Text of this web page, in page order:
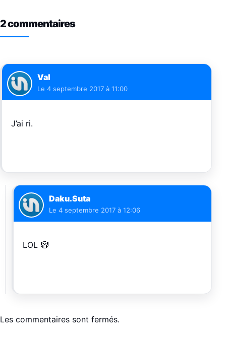
2 commentaires
Val
Le 4 septembre 2017 à 11:00
J’ai ri.
Daku.Suta
Le 4 septembre 2017 à 12:06
LOL 🤡
Les commentaires sont fermés.